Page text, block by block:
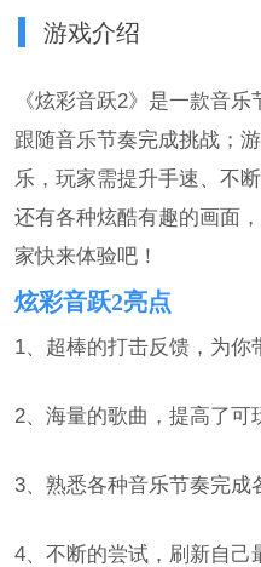
游戏介绍
《炫彩音跃2》是一款音
跟随音乐节奏完成挑战；
乐，玩家需提升手速、不
还有各种炫酷有趣的画面
家快来体验吧！
炫彩音跃2亮点
1、超棒的打击反馈，为你
2、海量的歌曲，提高了可
3、熟悉各种音乐节奏完成
4、不断的尝试，刷新自己